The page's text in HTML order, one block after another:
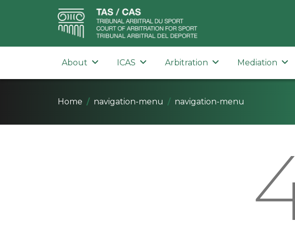
About ICAS Arbitration Mediation
Home navigation-menu navigation-menu